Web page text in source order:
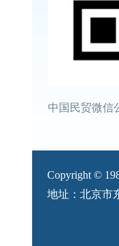
中国民贸微信
Copyright ©
地址：北京市